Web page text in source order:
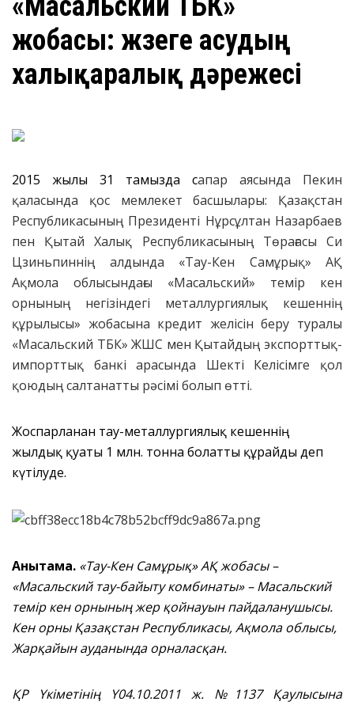
жобасы: жүзеге асудың
халықаралық дәрежесі
2015 жылғы 31 тамызда сапар аясында Пекин
қаласында қос мемлекет басшылары: Қазақстан
Республикасының Президенті Нұрсұлтан Назарбаев
пен Қытай Халық Республикасының Төрағасы Си
Цзиньпиннің алдында «Тау-Кен Самұрық» АҚ
Ақмола облысындағы «Масальский» темір кен
орнының негізіндегі металлургиялық кешеннің
құрылысы» жобасына кредит желісін беру туралы
«Масальский ТБК» ЖШС мен Қытайдың экспорттық-
импорттық банкі арасында Шекті Келісімге қол
қоюдың салтанатты рәсімі болып өтті.
Жоспарланған тау-металлургиялық кешеннің
жылдық қуаты 1 млн. тонна болатты құрайды деп
күтілуде.
Анықтама. «Тау-Кен Самұрық» АҚ жобасы –
«Масальский тау-байыту комбинаты» – Масальский
темір кен орнының жер қойнауын пайдаланушысы.
Кен орны Қазақстан Республикасы, Ақмола облысы,
Жарқайын ауданында орналасқан.
ҚР Үкіметінің Ү04.10.2011 ж. №1137 Қаулысына